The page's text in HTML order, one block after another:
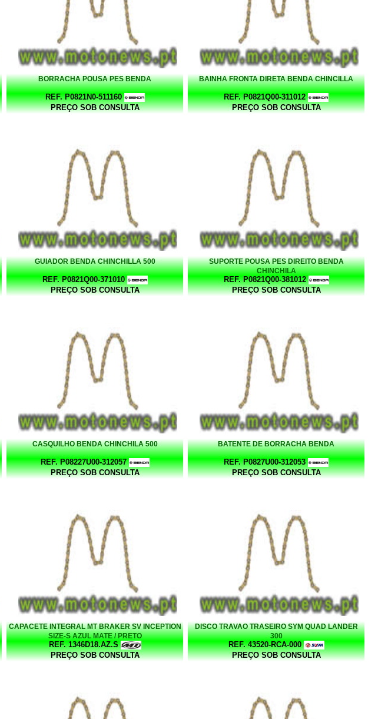
BORRACHA POUSA PES BENDA
REF. P0821N0-511160
PREÇO SOB CONSULTA
BAINHA FRONTA DIRETA BENDA CHINCILLA
REF. P0821Q00-311012
PREÇO SOB CONSULTA
GUIADOR BENDA CHINCHILLA 500
REF. P0821Q00-371010
PREÇO SOB CONSULTA
SUPORTE POUSA PES DIREITO BENDA
CHINCHILA
REF. P0821Q00-381012
PREÇO SOB CONSULTA
CASQUILHO BENDA CHINCHILA 500
REF. P08227U00-312057
PREÇO SOB CONSULTA
BATENTE DE BORRACHA BENDA
REF. P0827U00-312053
PREÇO SOB CONSULTA
CAPACETE INTEGRAL MT BRAKER SV INCEPTION
SIZE-S AZUL MATE / PRETO
REF. 1346D18.AZ.S
PREÇO SOB CONSULTA
DISCO TRAVAO TRASEIRO SYM QUAD LANDER
300
REF. 43520-RCA-000
PREÇO SOB CONSULTA